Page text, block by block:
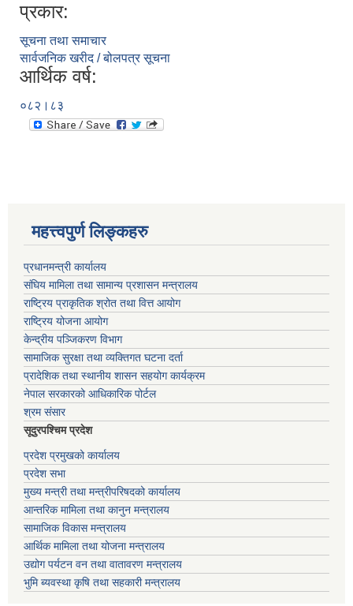
प्रकार:
सूचना तथा समाचार
सार्वजनिक खरीद / बोलपत्र सूचना
आर्थिक वर्ष:
०८२।८३
महत्त्वपुर्ण लिङ्कहरु
प्रधानमन्त्री कार्यालय
संघिय मामिला तथा सामान्य प्रशासन मन्त्रालय
राष्ट्रिय प्राकृतिक श्रोत तथा वित्त आयोग
राष्ट्रिय योजना आयोग
केन्द्रीय पञ्जिकरण विभाग
सामाजिक सुरक्षा तथा व्यक्तिगत घटना दर्ता
प्रादेशिक तथा स्थानीय शासन सहयोग कार्यक्रम
नेपाल सरकारको आधिकारिक पोर्टल
श्रम संसार
सूदुरपश्चिम प्रदेश
प्रदेश प्रमुखको कार्यालय
प्रदेश सभा
मुख्य मन्त्री तथा मन्त्रीपरिषदको कार्यालय
आन्तरिक मामिला तथा कानुन मन्त्रालय
सामाजिक विकास मन्त्रालय
आर्थिक मामिला तथा योजना मन्त्रालय
उद्योग पर्यटन वन तथा वातावरण मन्त्रालय
भुमि ब्यवस्था कृषि तथा सहकारी मन्त्रालय